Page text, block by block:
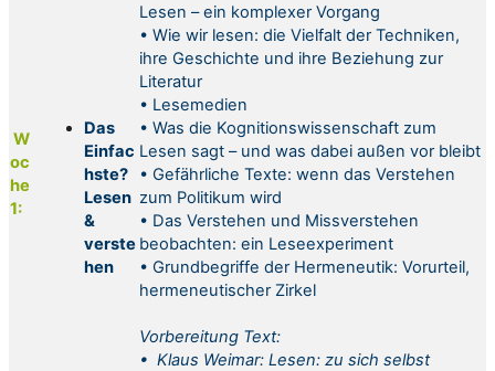
W
oc
he
1:
Das
Einfac
hste?
Lesen
&
verste
hen
Lesen – ein komplexer Vorgang
• Wie wir lesen: die Vielfalt der Techniken,
ihre Geschichte und ihre Beziehung zur
Literatur
• Lesemedien
• Was die Kognitionswissenschaft zum
Lesen sagt – und was dabei außen vor bleibt
• Gefährliche Texte: wenn das Verstehen
zum Politikum wird
• Das Verstehen und Missverstehen
beobachten: ein Leseexperiment
• Grundbegriffe der Hermeneutik: Vorurteil,
hermeneutischer Zirkel
Vorbereitung Text:
• Klaus Weimar: Lesen: zu sich selbst